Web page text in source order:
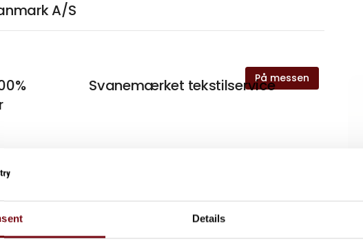
Details
A/S
På messen
Svanemærket tekstilservice
og
linnedcontainere